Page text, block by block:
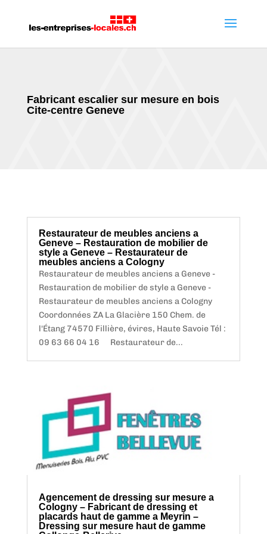
Fabricant escalier sur mesure en bois
Cite-centre Geneve
Restaurateur de meubles anciens a
Geneve – Restauration de mobilier de
style a Geneve – Restaurateur de
meubles anciens a Cologny
Restaurateur de meubles anciens a Geneve -
Restauration de mobilier de style a Geneve -
Restaurateur de meubles anciens a Cologny
Coordonnées ZA La Glacière 150 Chem. de
l'Étang 74570 Fillière, évires, Haute Savoie Tél :
09 63 66 04 16 Restaurateur de...
Agencement de dressing sur mesure a
Cologny – Fabricant de dressing et
placards haut de gamme a Meyrin –
Dressing sur mesure haut de gamme